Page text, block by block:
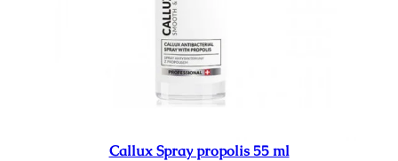
Callux Spray propolis 55 ml